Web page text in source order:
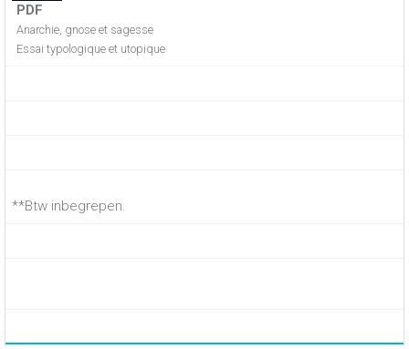
PDF
Anarchie, gnose et sagesse
Essai typologique et utopique
**Btw inbegrepen.